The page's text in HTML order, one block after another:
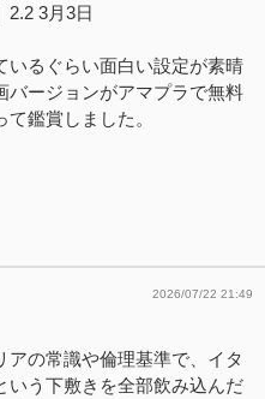
2.2 3月3日
いるぐらい面白い設定が素晴
バージョンがアマプラで無料
鑑賞しました。
2026/07/22 21:49
アの常識や倫理基準で、イタ
いう下敷きを全部飲み込んだ